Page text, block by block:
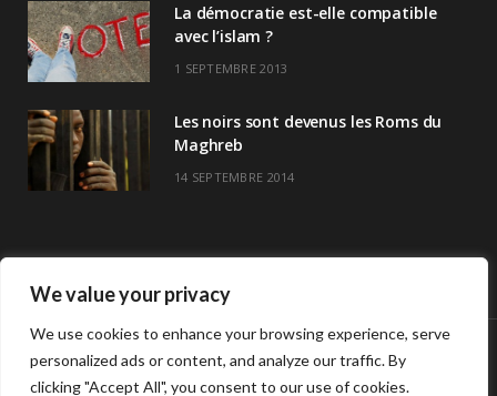
We value your privacy
We use cookies to enhance your browsing experience, serve
personalized ads or content, and analyze our traffic. By
clicking "Accept All", you consent to our use of cookies.
La démocratie est-elle compatible
avec l’islam ?
1 SEPTEMBRE 2013
Les noirs sont devenus les Roms du
Maghreb
14 SEPTEMBRE 2014
© Copyright Havre De Savoir 2024
L’association Horaires de prières >> Contact L’association Havre de savoir